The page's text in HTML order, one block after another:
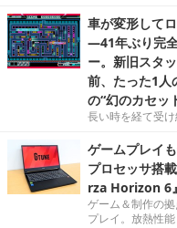
車が変形して
―41年ぶり完
ー。新旧スタ
前、たった1人
の“幻のカセッ
長い時を経て受
ゲームプレイ
プロセッサ搭
rza Horizon 6
ゲーム＆制作の
プレイ。放熱性